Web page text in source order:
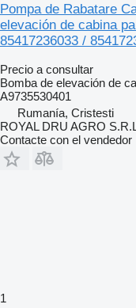
Pompa de Rabatare
elevación de cabina
85417236033 /
Precio a consultar
Bomba de elevación de
A9735530401
Rumanía, Cristesti
ROYAL DRU AGRO
Contacte con el vendedor
1